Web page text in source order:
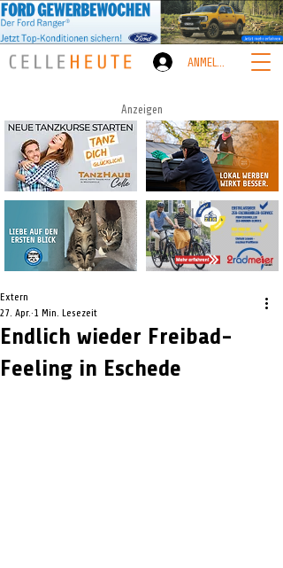
ANMELDEN
Anzeigen
Endlich wieder Freibad-
Feeling in Eschede
Extern
27. Apr. 1 Min. Lesezeit